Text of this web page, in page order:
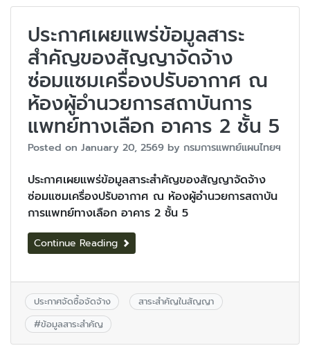
ประกาศเผยแพร่ข้อมูลสาระ
สำคัญของสัญญาจัดจ้าง
ซ่อมแซมเครื่องปรับอากาศ ณ
ห้องผู้อำนวยการสถาบันการ
แพทย์ทางเลือก อาคาร 2 ชั้น 5
Posted on January 20, 2569 by กรมการแพทย์แผนไทยฯ
ประกาศเผยแพร่ข้อมูลสาระสำคัญของสัญญาจัดจ้าง
ซ่อมแซมเครื่องปรับอากาศ ณ ห้องผู้อำนวยการสถาบัน
การแพทย์ทางเลือก อาคาร 2 ชั้น 5
Continue Reading
ประกาศจัดซื้อจัดจ้าง
สาระสำคัญในสัญญา
#ข้อมูลสาระสำคัญ